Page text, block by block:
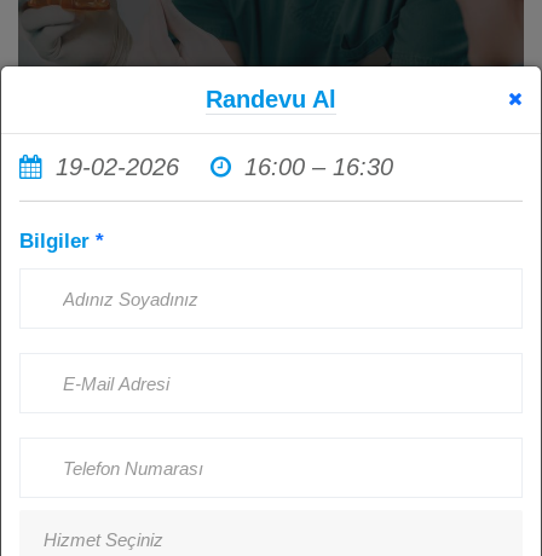
İmplant Tedavisi Sonrası Ağız
Hijyenine Dikkat Etmemenin
Sonuçları: Sağlıklı İmplantlar İçin
Kişi Görüntüledi: 4518
Randevu Al
19-02-2026 16:00 – 16:30
Bilgiler *